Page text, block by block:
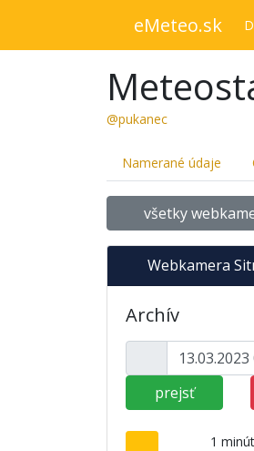
eMeteo.sk
@pukanec
Namerané údaje
všetky
Webkamera
Archív
prejsť
1